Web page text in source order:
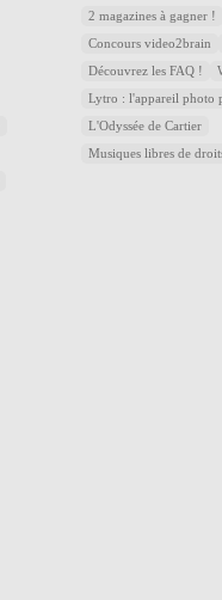
2 magazines à gagner !
Concours video2brain
Découvrez les FAQ !
Lytro : l'appareil photo
L'Odyssée de Cartier
Musiques libres de